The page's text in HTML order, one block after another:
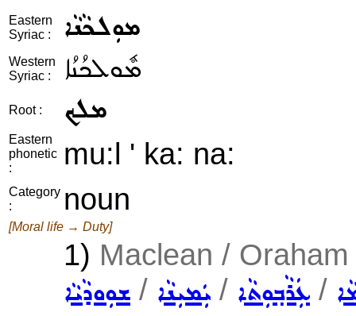
Eastern
Syriac :
ܡܘܼܠܟܵܢܵܐ
Western
Syriac :
ܡܽܘܠܟܳܢܳܐ
Root : ܡܠܟ
Eastern
phonetic
:
mu:l ' ka: na:
Category
:
noun
[Moral life → Duty]
1) Maclean /
ܫܘܼܘܕܵܝܵܐ / ܝܲܡܝܼܢܵܐ / ܥܲܪܵܒ݂ܘܼܬܵܐ /